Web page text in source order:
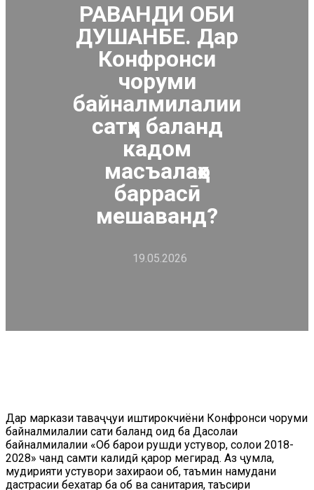
РАВАНДИ ОБИ
ДУШАНБЕ. Дар
Конфронси
чоруми
байналмилалии
сатҳи баланд
кадом
масъалаҳо
баррасӣ
мешаванд?
19.05.2026
Дар маркази таваҷҷуҳи иштирокчиёни Конфронси чоруми
байналмилалии сатҳи баланд оид ба Даҳсолаи
байналмилалии «Об барои рушди устувор, солҳои 2018-
2028» чанд самти калидӣ қарор мегирад. Аз ҷумла,
мудирияти устувори захираҳои об, таъмин намудани
дастрасии бехатар ба об ва санитария, таъсири